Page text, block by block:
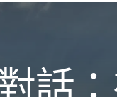
Savara collection of
話